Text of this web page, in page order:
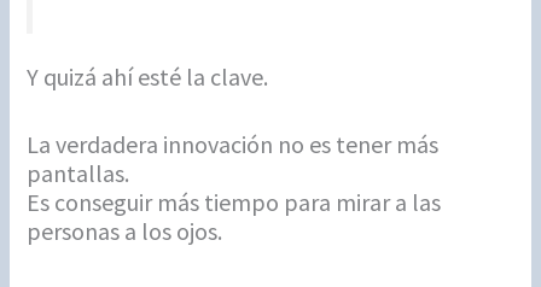
Y quizá ahí esté la clave.
La verdadera innovación no es tener más
pantallas.
Es conseguir más tiempo para mirar a las
personas a los ojos.